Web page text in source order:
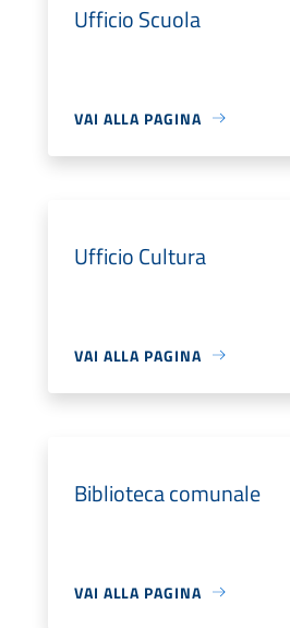
Ufficio Scuola
VAI ALLA PAGINA
Ufficio Cultura
VAI ALLA PAGINA
Biblioteca comunale
VAI ALLA PAGINA